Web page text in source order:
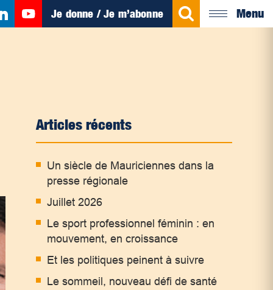
Je donne / Je m’abonne Menu
Articles récents
Un siècle de Mauriciennes dans la
presse régionale
Juillet 2026
Le sport professionnel féminin : en
mouvement, en croissance
Et les politiques peinent à suivre
Le sommeil, nouveau défi de santé